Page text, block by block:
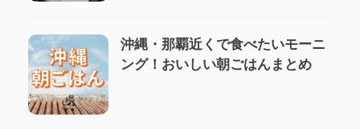
沖縄・那覇近くで食べたいモーニ
ング！おいしい朝ごはんまとめ